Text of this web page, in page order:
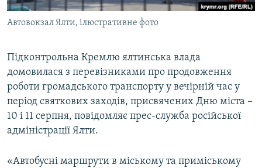
СВІДЧЕННЯ ОКУПАЦІЇ
УКРАЇНСЬКА ПРОБЛЕМА КРИМУ
Qırımtatar
Усі сайти RFE/RL
Автовокзал Ялти, ілюстративне фото
Підконтрольна Кремлю ялтинська влада
домовилася з перевізниками про продовження
роботи громадського транспорту у вечірній час у
період святкових заходів, присвячених Дню міста –
10 і 11 серпня, повідомляє прес-служба російської
адміністрації Ялти.
«Автобусні маршрути в міському та приміському